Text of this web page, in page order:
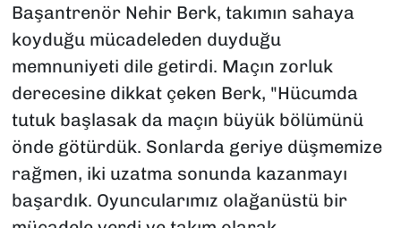
Başantrenör Nehir Berk, takımın sahaya
koyduğu mücadeleden duyduğu
memnuniyeti dile getirdi. Maçın zorluk
derecesine dikkat çeken Berk, "Hücumda
tutuk başlasak da maçın büyük bölümünü
önde götürdük. Sonlarda geriye düşmemize
rağmen, iki uzatma sonunda kazanmayı
başardık. Oyuncularımız olağanüstü bir